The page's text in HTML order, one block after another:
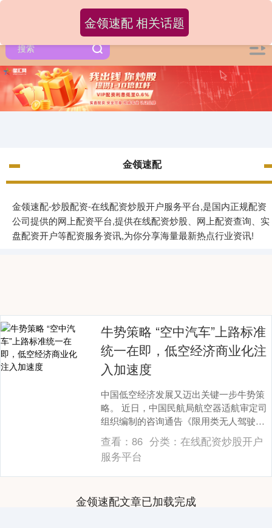
金领速配
金领速配-炒股配资-在线配资炒股开户服务平台,是国内正规配资
公司提供的网上配资平台,提供在线配资炒股、网上配资查询、实
盘配资开户等配资服务资讯,为你分享海量最新热点行业资讯!
金领速配 相关话题
牛势策略 “空中汽车”上路标准
统一在即，低空经济商业化注
入加速度
中国低空经济发展又迈出关键一步牛势策
略。 近日，中国民航局航空器适航审定司
组织编制的咨询通告《限用类无人驾驶航
空器系统适航标准》和《动力提升航空器
适航标准》正在....
查看：86 分类： 在线配资炒股开户
服务平台
金领速配文章已加载完成